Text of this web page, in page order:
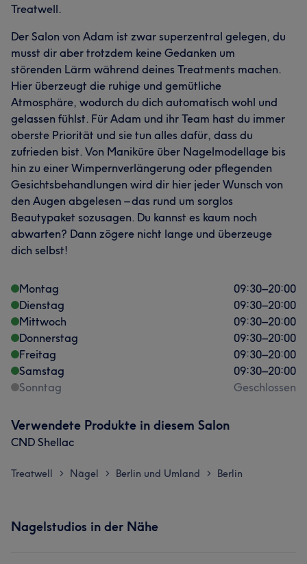
Treatwell.
Der Salon von Adam ist zwar superzentral gelegen, du
musst dir aber trotzdem keine Gedanken um
störenden Lärm während deines Treatments machen.
Hier überzeugt die ruhige und gemütliche
Atmosphäre, wodurch du dich automatisch wohl und
gelassen fühlst. Für Adam und ihr Team hast du immer
oberste Priorität und sie tun alles dafür, dass du
zufrieden bist. Von Maniküre über Nagelmodellage bis
hin zu einer Wimpernverlängerung oder pflegenden
Gesichtsbehandlungen wird dir hier jeder Wunsch von
den Augen abgelesen – das rund um sorglos
Beautypaket sozusagen. Du kannst es kaum noch
abwarten? Dann zögere nicht lange und überzeuge
dich selbst!
Montag 09:30–20:00
Dienstag
09:30–20:00
Mittwoch
09:30–20:00
Donnerstag
09:30–20:00
Freitag
09:30–20:00
Samstag
09:30–20:00
Sonntag
Geschlossen
Verwendete Produkte in diesem Salon
CND Shellac
Treatwell > Nägel > Berlin und Umland > Berlin
Nagelstudios in der Nähe